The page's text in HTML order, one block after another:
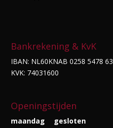
Bankrekening & KvK
IBAN: NL60KNAB 0258 5478 63
KVK: 74031600
Openingstijden
maandag
gesloten